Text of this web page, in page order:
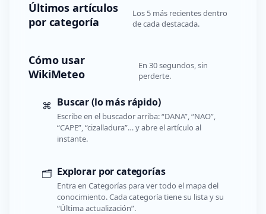
Últimos artículos
por categoría
Los 5 más recientes dentro
de cada destacada.
Cómo usar
WikiMeteo
En 30 segundos, sin
perderte.
⌘ Buscar (lo más rápido)
Escribe en el buscador arriba: “DANA”, “NAO”,
“CAPE”, “cizalladura”… y abre el artículo al
instante.
🗂️ Explorar por categorías
Entra en Categorías para ver todo el mapa del
conocimiento. Cada categoría tiene su lista y su
“Última actualización”.